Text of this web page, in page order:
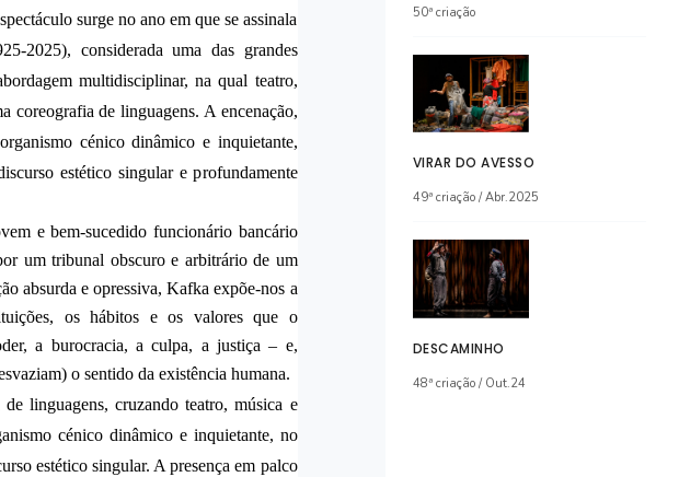
surge no ano em que se assinala
2025), considerada uma das grandes
multidisciplinar, na qual teatro,
coreografia de linguagens. A encenação,
cénico dinâmico e inquietante,
estético singular e profundamente
e bem-sucedido funcionário bancário
um tribunal obscuro e arbitrário de um
absurda e opressiva, Kafka expõe-nos a
os hábitos e os valores que o
a burocracia, a culpa, a justiça – e,
o sentido da existência humana.
de linguagens, cruzando teatro, música e
cénico dinâmico e inquietante, no
estético singular. A presença em palco
50ª criação
VIRAR DO AVESSO
49ª criação / Abr.2025
DESCAMINHO
48ª criação / Out.24